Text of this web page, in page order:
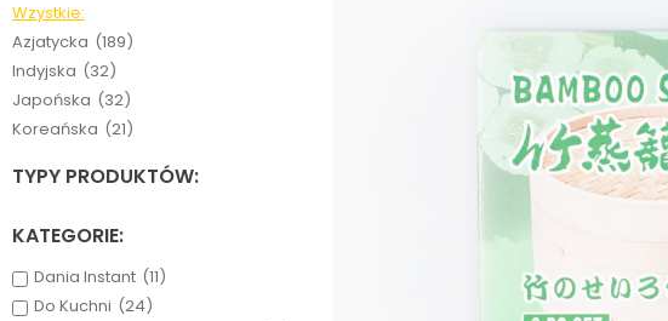
Wzystkie:
Azjatycka (189)
Indyjska (32)
Japońska (32)
Koreańska (21)
TYPY PRODUKTÓW:
KATEGORIE:
Dania Instant (11)
Do Kuchni (24)